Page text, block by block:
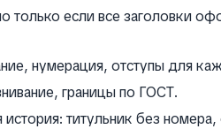
только если все заголовки
нумерация, отступы для
границы по ГОСТ.
титульник без